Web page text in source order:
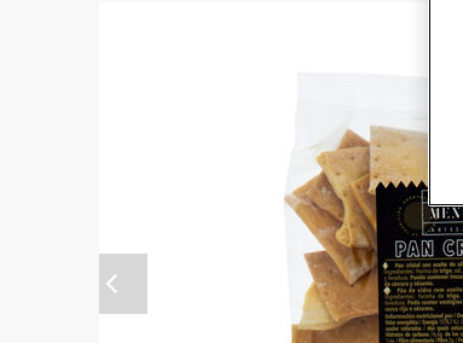
Anterior